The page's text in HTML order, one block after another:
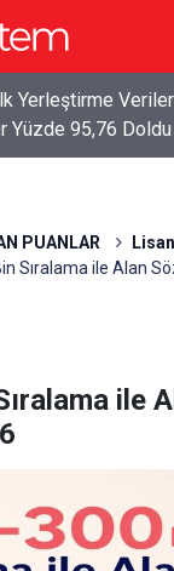
Yerleştirme Verileri
Yüzde 95,76 Doldu
PUANLAR
Sıralama ile Alan
ile